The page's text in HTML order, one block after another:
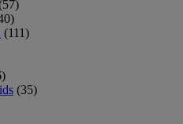
(111)
(35)